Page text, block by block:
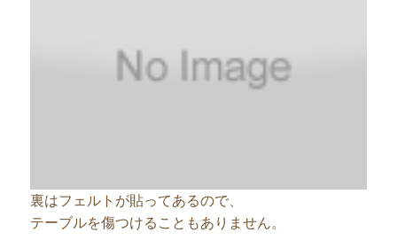
裏はフェルトが貼ってあるので、
テーブルを傷つけることもありません。